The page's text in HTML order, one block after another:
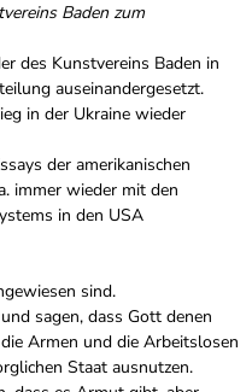
Baden zum
des Kunstvereins Baden in
auseinandergesetzt.
in der Ukraine wieder
der amerikanischen
immer wieder mit den
in den USA
sind.
sagen, dass Gott denen
Armen und die Arbeitslosen
Staat ausnutzen.